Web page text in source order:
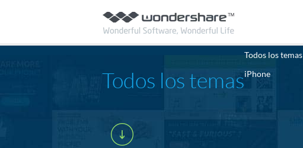
Todos los temas
Todos los temas
iPhone